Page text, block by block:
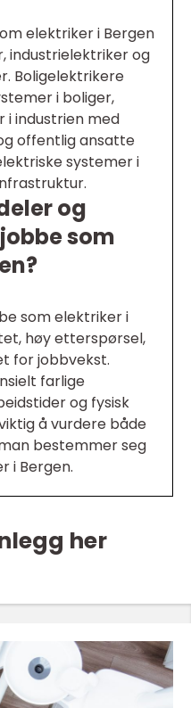
elektriker i Bergen
industrielektriker og
Boligelektrikere
i boliger,
i industrien med
offentlig ansatte
systemer i
og
som
som elektriker i
høy etterspørsel,
for jobbvekst.
farlige
og fysisk
å vurdere både
bestemmer seg
i Bergen.
her